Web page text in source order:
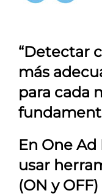
“Detectar
más
para cada
En One Ad
usar
(ON y